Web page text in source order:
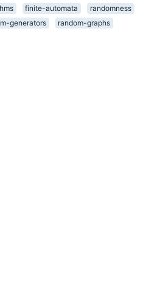
finite-automata
randomness
generators
random-graphs